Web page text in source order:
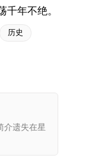
年不绝。
历史
介遗失在星